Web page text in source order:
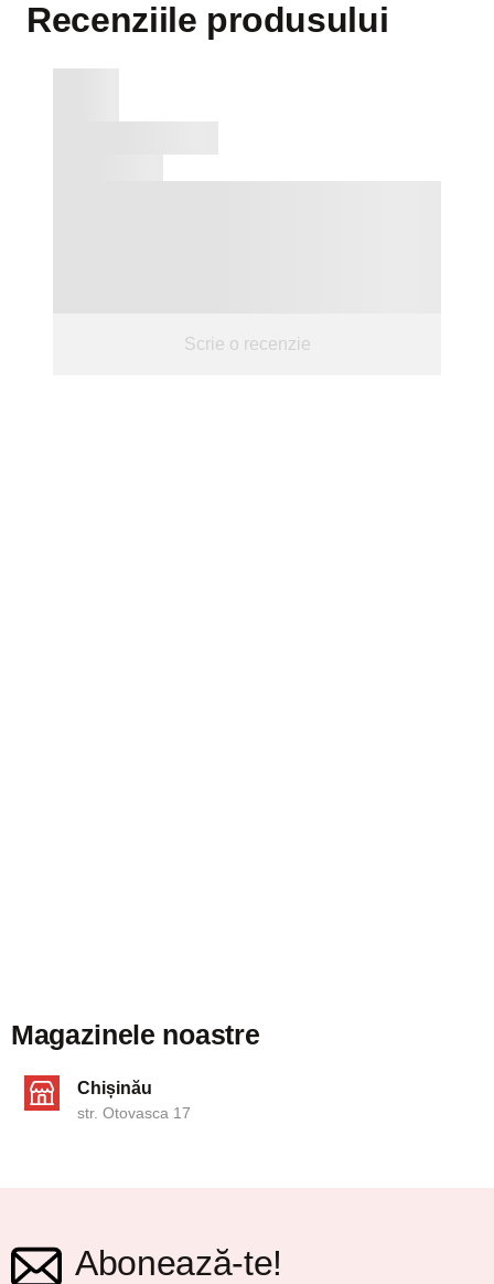
Recenziile produsului
Scrie o recenzie
Magazinele noastre
Chișinău
str. Otovasca 17
Abonează-te!